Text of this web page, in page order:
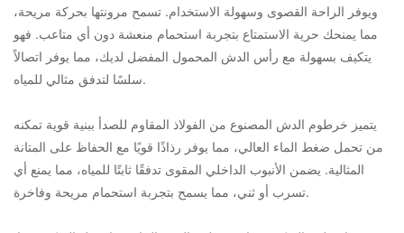
ويوفر الراحة القصوى وسهولة الاستخدام. تسمح مرونتها بحركة مريحة،
مما يمنحك حرية الاستمتاع بتجربة استحمام منعشة دون أي متاعب. فهو
يتكيف بسهولة مع رأس الدش المحمول المفضل لديك، مما يوفر اتصالاً
سلسًا لتدفق مثالي للمياه.
يتميز خرطوم الدش المصنوع من الفولاذ المقاوم للصدأ ببنية قوية تمكنه
من تحمل ضغط الماء العالي، مما يوفر رذاذًا قويًا مع الحفاظ على المتانة
المثالية. يضمن الأنبوب الداخلي المقوى تدفقًا ثابتًا للمياه، مما يمنع أي
تسرب أو ثني، مما يسمح بتجربة استحمام مريحة وفاخرة.